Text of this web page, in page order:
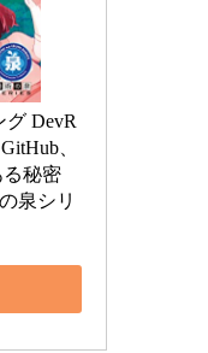
DevR
、
る秘密
泉シリ